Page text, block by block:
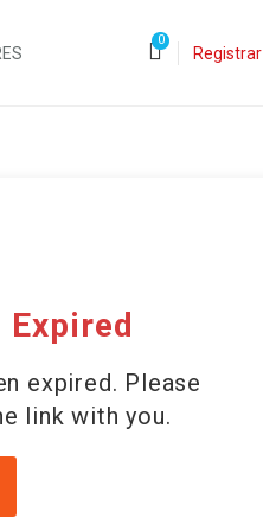
0
Registrar
expired. Please
link with you.